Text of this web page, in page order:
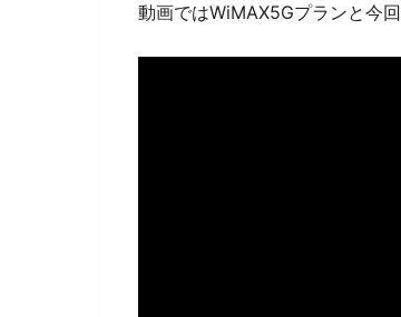
動画ではWiMAX5Gプランと今